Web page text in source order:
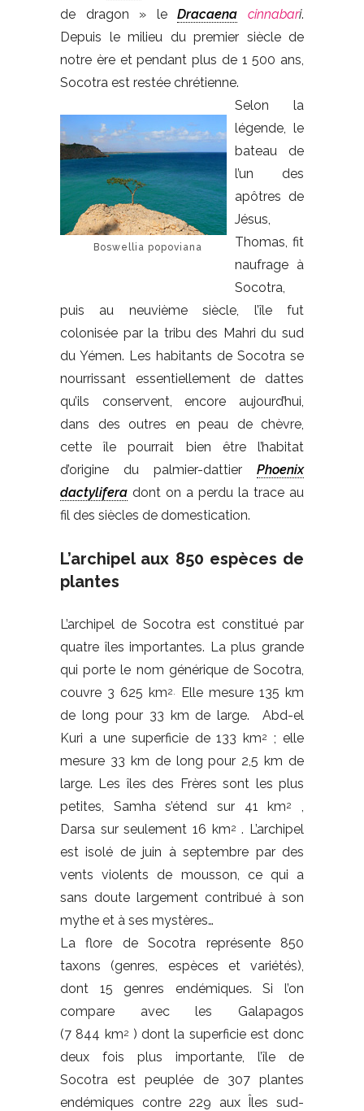
de dragon » leDracaena cinnabari.
Depuis le milieu du premier siècle de
notre ère et pendant plus de 1 500 ans,
Socotra est restée chrétienne.
Boswellia popoviana
Selon la
légende, le
bateau de
l’un des
apôtres de
Jésus,
Thomas, fit
naufrage à
Socotra,
puis au neuvième siècle, l’île fut
colonisée par la tribu des Mahri du sud
du Yémen. Les habitants de Socotra se
nourrissant essentiellement de dattes
qu’ils conservent, encore aujourd’hui,
dans des outres en peau de chèvre,
cette île pourrait bien être l’habitat
d’origine du palmier-dattier Phoenix
dactylifera dont on a perdu la trace au
fil des siècles de domestication.
L’archipel aux 850 espèces de
plantes
L’archipel de Socotra est constitué par
quatre îles importantes. La plus grande
qui porte le nom générique de Socotra,
couvre 3 625 km2.
Elle mesure 135 km
de long pour 33 km de large. Abd-el
Kuri a une superficie de 133 km2
; elle
mesure 33 km de long pour 2,5 km de
large. Les îles des Frères sont les plus
petites, Samha s’étend sur 41 km2
Darsa sur seulement 16 km2 . L’archipel
est isolé de juin à septembre par des
vents violents de mousson, ce qui a
sans doute largement contribué à son
mythe et à ses mystères…
La flore de Socotra représente 850
taxons (genres, espèces et variétés),
dont 15 genres endémiques. Si l’on
compare avec les Galapagos
(7 844 km2 ) dont la superficie est donc
deux fois plus importante, l’île de
Socotra est peuplée de 307 plantes
endémiques contre 229 aux Îles sud-